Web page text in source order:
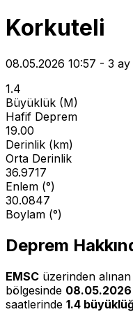
Korkuteli
08.05.2026 10:57 - 3
1.4
Büyüklük (M)
Hafif Deprem
19.00
Derinlik (km)
Orta Derinlik
36.9717
Enlem (°)
30.0847
Boylam (°)
Deprem
EMSC üzerinden
bölgesinde 08.05.2026
saatlerinde 1.4